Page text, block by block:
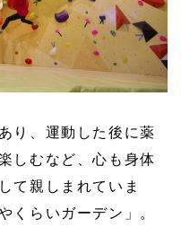
り、運動した後に薬
しむなど、心も身体
て親しまれていま
くらいガーデン」。